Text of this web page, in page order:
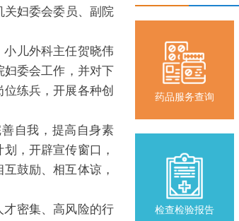
关妇委会委员、副院
儿外科主任贺晓伟
妇委会工作，并对下
练兵，开展各种创
自我，提高自身素
，开辟宣传窗口，
鼓励、相互体谅，
密集、高风险的行
药品服务查询
检查检验报告